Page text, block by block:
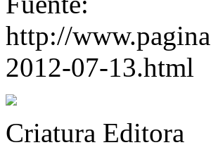
http://
2012-07-13.html
Criatura Editora